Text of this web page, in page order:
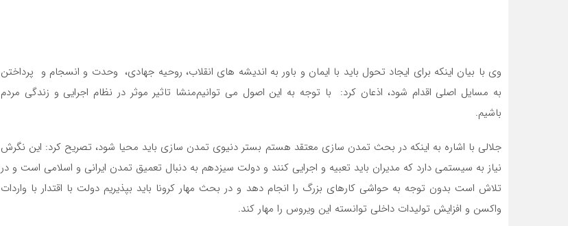
وی با بیان اینکه برای ایجاد تحول باید با ایمان و باور به اندیشه های انقلاب، روحیه جهادی، وحدت و انسجام و پرداختن
به مسایل اصلی اقدام شود، اذعان کرد: با توجه به این اصول می توانیم‌منشا تاثیر موثر در نظام اجرایی و زندگی مردم
باشیم.
جلالی با اشاره به اینکه در بحث تمدن سازی معتقد هستم بستر دنیوی تمدن سازی باید محیا شود، تصریح کرد: این نگرش
نیاز به سیستمی دارد که مدیران باید تعبیه و اجرایی کنند و دولت سیزدهم به دنبال تعمیق تمدن ایرانی و اسلامی است و در
تلاش است بدون توجه به حواشی کارهای بزرگ را انجام دهد و در بحث مهار کرونا باید بپذیریم دولت با اقتدار با واردات
واکسن و افزایش تولیدات داخلی توانسته این ویروس را مهار کند.